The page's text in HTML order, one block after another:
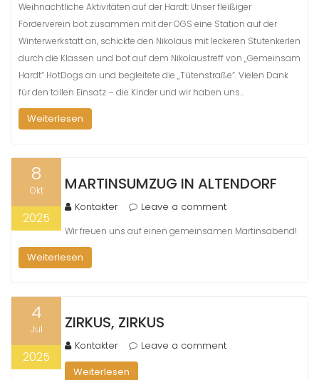
Weihnachtliche Aktivitäten auf der Hardt: Unser fleißiger
Förderverein bot zusammen mit der OGS eine Station auf der
Winterwerkstatt an, schickte den Nikolaus mit leckeren Stutenkerlen
durch die Klassen und bot auf dem Nikolaustreff von „Gemeinsam
Hardt“ HotDogs an und begleitete die „Tütenstraße“. Vielen Dank
für den tollen Einsatz – die Kinder und wir haben uns…
Weiterlesen
8
Okt
2025
MARTINSUMZUG IN ALTENDORF
Kontakter Leave a comment
Wir freuen uns auf einen gemeinsamen Martinsabend!
Weiterlesen
4
Jul
2025
ZIRKUS, ZIRKUS
Kontakter
Leave a comment
Weiterlesen